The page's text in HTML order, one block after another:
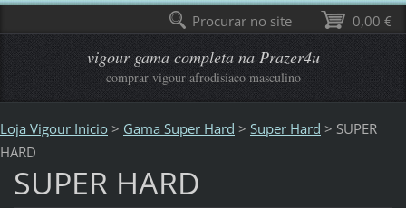
vigour gama completa na Prazer4u
comprar vigour afrodisiaco masculino
Loja Vigour Inicio > Gama Super Hard > Super Hard > SUPER
HARD
SUPER HARD
0,00 €
Procurar no site